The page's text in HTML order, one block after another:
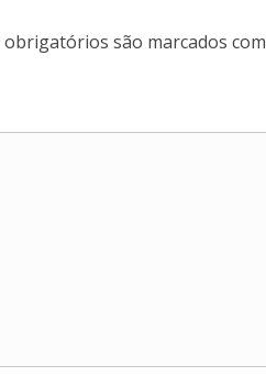
obrigatórios são marcados com